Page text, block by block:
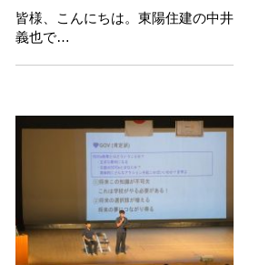
皆様、こんにちは。東陽住建の中井
義也で…